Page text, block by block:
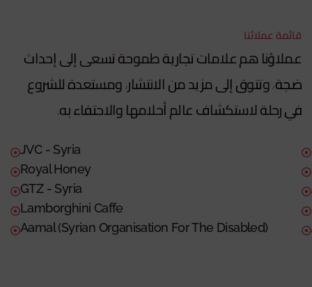
قائمة عملائنا
عملاؤنا هم علامات تجارية طموحة تسعى إلى إحداث
ضجة، وتتوق إلى مزيد من الانتشار، ومستعدة للشروع
في رحلة لاستكشاف عالم أحلامها والاحتفاء به.
JVC - Syria
Royal Honey
GTZ - Syria
Lamborghini Caffe
Aamal (Syrian Organisation For The Disabled)